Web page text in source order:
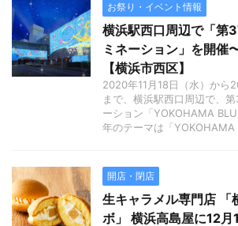
お祭り・イベント情報
横浜駅西口周辺で「第
ミネーション」を開催
【横浜市西区】
2020年11月18日（水）から
まで、横浜駅西口周辺で、
ーション「YOKOHAMA
年のテーマは「YOKOHAMA
開店・閉店
生キャラメル専門店 「
ボ」 横浜高島屋に12月